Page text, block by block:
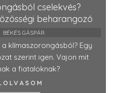
cselekvés?
beharangozó
BÉKÉS GÁSPÁR
klímaszorongásból? Egy
szerint igen. Vajon mit
a fiataloknak?